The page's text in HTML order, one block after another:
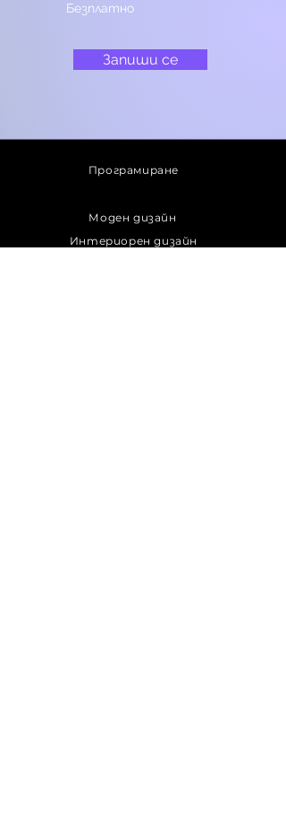
Безплатно
Запиши се
Програмиране
Моден дизайн
Интериорен дизайн